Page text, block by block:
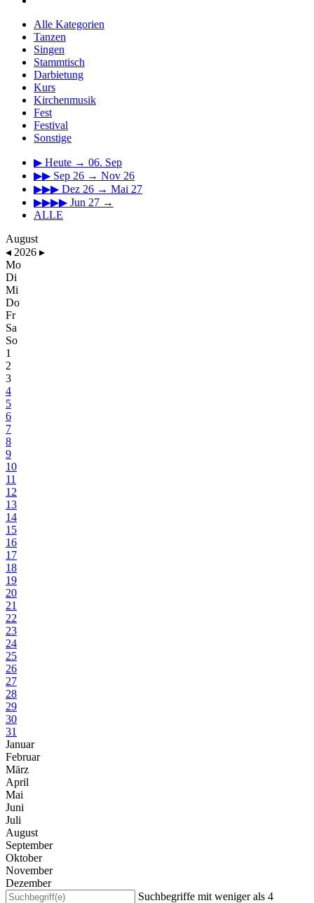
Alle Kategorien
Tanzen
Singen
Stammtisch
Darbietung
Kurs
Kirchenmusik
Fest
Festival
Sonstige
▶ Heute → 06. Sep
▶▶ Sep 26 → Nov 26
▶▶▶ Dez 26 → Mai 27
▶▶▶▶ Jun 27 →
ALLE
August
◂ 2026 ▸
Mo
Di
Mi
Do
Fr
Sa
So
1
2
3
4
5
6
7
8
9
10
11
12
13
14
15
16
17
18
19
20
21
22
23
24
25
26
27
28
29
30
31
Januar
Februar
März
April
Mai
Juni
Juli
August
September
Oktober
November
Dezember
Suchbegriffe mit weniger als 4